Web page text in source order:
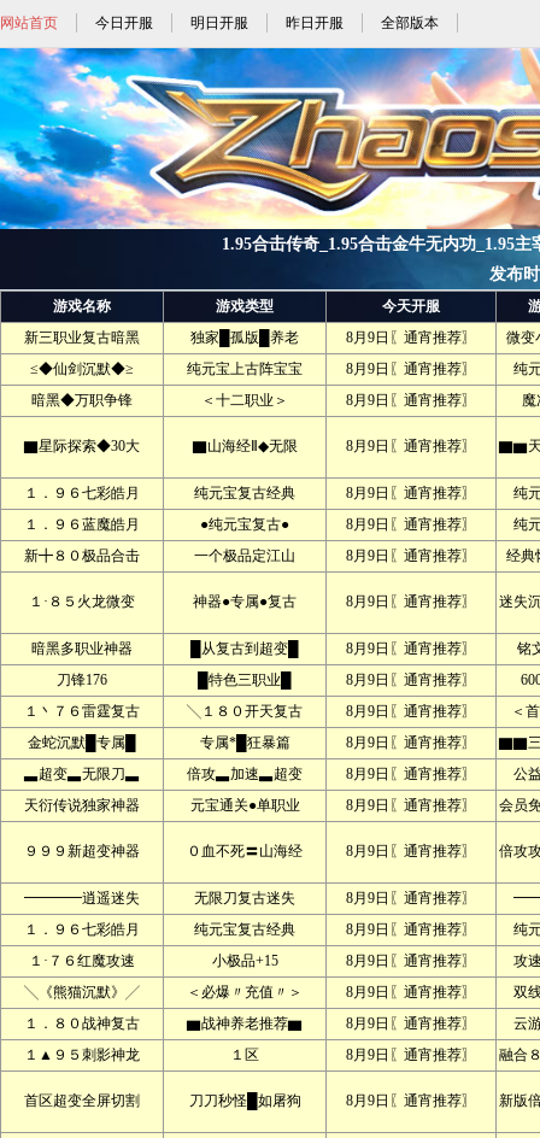
网站首页 今日开服 明日开服 昨日开服 全部版本
1.95合击传奇_1.95合击金牛无内功_1.95
发布
游戏名称 游戏类型 今天开服
新三职业复古暗黑
独家█孤版█养老 8月9日〖通宵推荐〗
微变
≤◆仙剑沉默◆≥
纯元宝上古阵宝宝 8月9日〖通宵推荐〗
纯
暗黑◆万职争锋
＜十二职业＞ 8月9日〖通宵推荐〗 魔
▇星际探索◆30大 ▇山海经Ⅱ◆无限 8月9日〖通宵推荐〗 ▇▆
１．９６七彩皓月 纯元宝复古经典 8月9日〖通宵推荐〗
纯
１．９６蓝魔皓月
●纯元宝复古● 8月9日〖通宵推荐〗
纯
新╋８０极品合击
一个极品定江山 8月9日〖通宵推荐〗 经
１·８５火龙微变 神器●专属●复古 8月9日〖通宵推荐〗 迷失
暗黑多职业神器 █从复古到超变█ 8月9日〖通宵推荐〗
铭
刀锋176
█特色三职业█ 8月9日〖通宵推荐〗
１丶７６雷霆复古
╲１８０开天复古 8月9日〖通宵推荐〗
＜
金蛇沉默█专属█
专属*█狂暴篇 8月9日〖通宵推荐〗
▇▇
▃超变▃无限刀▃
倍攻▃加速▃超变 8月9日〖通宵推荐〗
公
天衍传说独家神器
元宝通关●单职业 8月9日〖通宵推荐〗 会员
９９９新超变神器 ０血不死〓山海经 8月9日〖通宵推荐〗 倍攻
━━━━逍遥迷失 无限刀复古迷失 8月9日〖通宵推荐〗
━━
１．９６七彩皓月
纯元宝复古经典 8月9日〖通宵推荐〗
纯
１·７６红魔攻速
小极品+15 8月9日〖通宵推荐〗
攻
╲《熊猫沉默》╱
＜必爆〃充值〃＞ 8月9日〖通宵推荐〗
双
１．８０战神复古
▆战神养老推荐▆ 8月9日〖通宵推荐〗
云
１▲９５刺影神龙
１区 8月9日〖通宵推荐〗 融合
首区超变全屏切割 刀刀秒怪█如屠狗 8月9日〖通宵推荐〗 新版